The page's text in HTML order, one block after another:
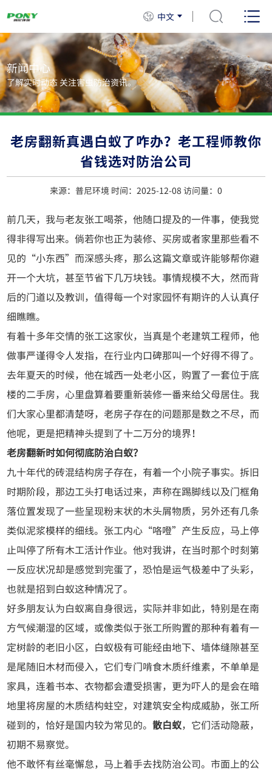
中文
新闻中心
了解实时动态 关注害虫防治资讯。
老房翻新真遇白蚁了咋办？老工程师教你
省钱选对防治公司
来源：普尼环境 时间：2025-12-08 访问量： 0
前几天，我与老友张工喝茶，他随口提及的一件事，使我觉
得非得写出来。倘若你也正为装修、买房或者家里那些看不
见的“小东西”而深感头疼，那么这篇文章或许能够帮你避
开一个大坑，甚至节省下几万块钱。事情规模不大，然而背
后的门道以及教训，值得每一个对家园怀有期许的人认真仔
细瞧瞧。
有着十多年交情的张工这家伙，当真是个老建筑工程师，他
做事严谨得令人发指，在行业内口碑那叫一个好得不得了。
去年夏天的时候，他在城西一处老小区，购置了一套位于底
楼的二手房，心里盘算着要重新装修一番来给父母居住。我
们大家心里都清楚呀，老房子存在的问题那是数之不尽，而
他呢，更是把精神头提到了十二万分的境界！
老房翻新时如何彻底防治白蚁？
九十年代的砖混结构房子存在，有着一个小院子事实。拆旧
时期阶段，那边工头打电话过来，声称在踢脚线以及门框角
落位置发现了一些呈现粉末状的木头屑物质，另外还有几条
类似泥浆模样的细线。张工内心“咯噔”产生反应，马上停
止叫停了所有木工活计作业。他对我讲，在当时那个时刻第
一反应状况却是感觉到完蛋了，恐怕是运气极差中了头彩，
也就是招到白蚁这种情况了。
好多朋友认为白蚁离自身很远，实际并非如此，特别是在南
方气候潮湿的区域，或像类似于张工所购置的那种有着有一
定树龄的老旧小区，白蚁极有可能经由地下、墙体缝隙甚至
是尾随旧木材而侵入，它们专门啃食木质纤维素，不单单是
家具，连着书本、衣物都会遭受损害，更为吓人的是会在暗
地里将房屋的木质结构蛀空，对建筑安全构成威胁，张工所
碰到的，恰好是国内较为常见的。散白蚁，它们活动隐蔽，
初期不易察觉。
他不敢怀有丝毫懈怠，马上着手去找防治公司。市面上的公